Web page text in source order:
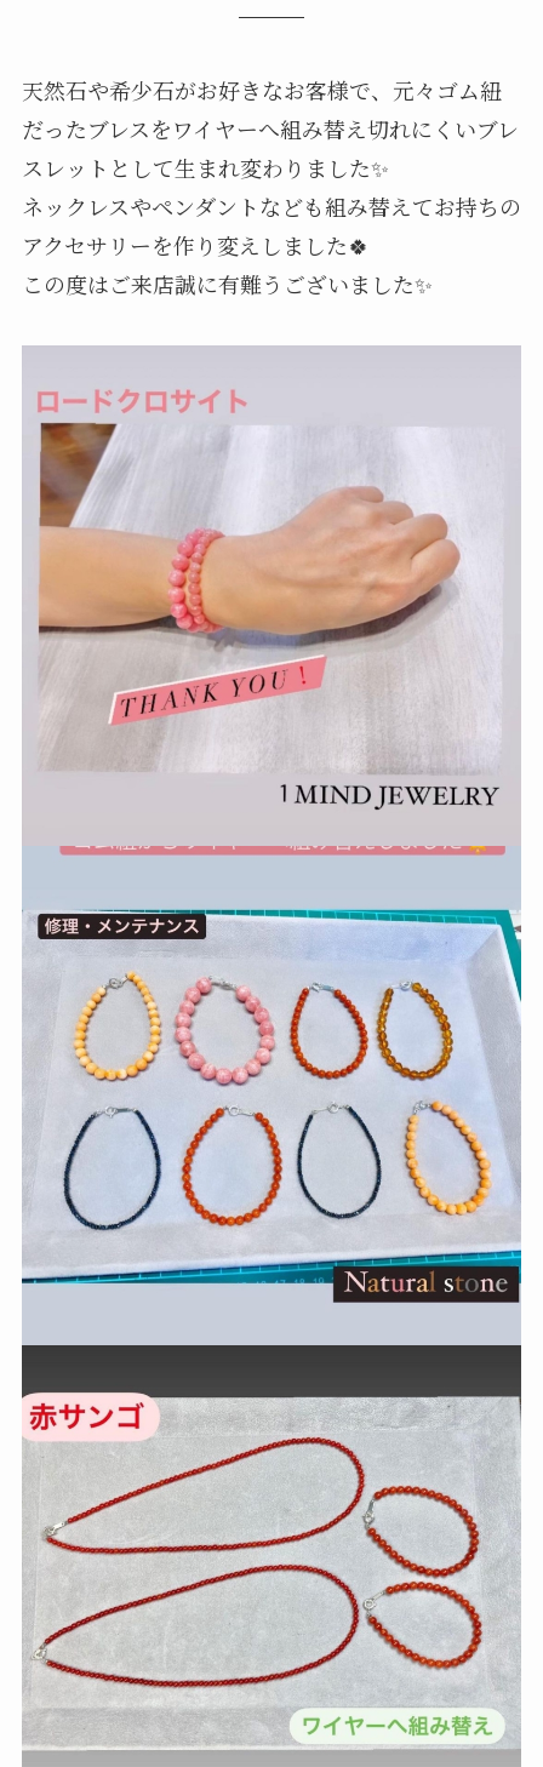
天然石や希少石がお好きなお客様で、元々ゴム紐
だったブレスをワイヤーへ組み替え切れにくいブレ
スレットとして生まれ変わりました✨
ネックレスやペンダントなども組み替えてお持ちの
アクセサリーを作り変えしました🍀
この度はご来店誠に有難うございました✨